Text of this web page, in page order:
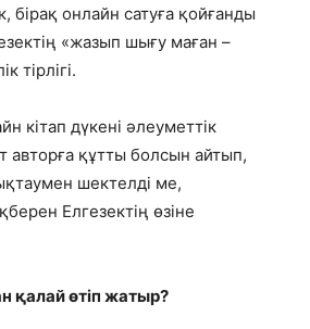
бірақ онлайн сатуға қойғанды
«жазып шығу маған –
тірлігі.
кітап дүкені әлеуметтік
авторға құтты болсын айтып,
шектелді ме,
Елгезектің өзіне
қалай өтіп жатыр?